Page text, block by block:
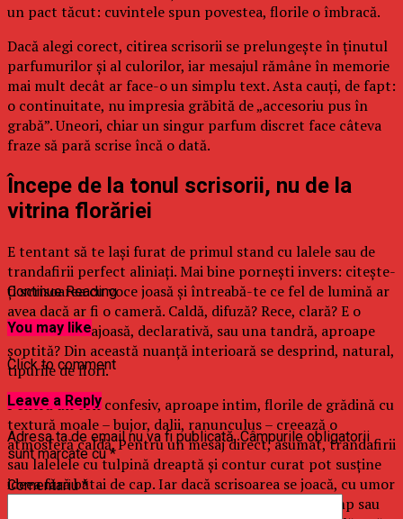
un pact tăcut: cuvintele spun povestea, florile o îmbracă.
Dacă alegi corect, citirea scrisorii se prelungește în ținutul
parfumurilor și al culorilor, iar mesajul rămâne în memorie
mai mult decât ar face-o un simplu text. Asta cauți, de fapt:
o continuitate, nu impresia grăbită de „accesoriu pus în
grabă”. Uneori, chiar un singur parfum discret face câteva
fraze să pară scrise încă o dată.
Începe de la tonul scrisorii, nu de la
vitrina florăriei
E tentant să te lași furat de primul stand cu lalele sau de
trandafirii perfect aliniați. Mai bine pornești invers: citește-
ți scrisoarea cu voce joasă și întreabă-te ce fel de lumină ar
avea dacă ar fi o cameră. Caldă, difuză? Rece, clară? E o
scrisoare curajoasă, declarativă, sau una tandră, aproape
șoptită? Din această nuanță interioară se desprind, natural,
tipurile de flori.
Pentru un ton confesiv, aproape intim, florile de grădină cu
textură moale – bujor, dalii, ranunculus – creează o
atmosferă caldă. Pentru un mesaj direct, asumat, trandafirii
sau lalelele cu tulpină dreaptă și contur curat pot susține
ideea fără bătai de cap. Iar dacă scrisoarea se joacă, cu umor
și ironie tandră, liliacul, freziile, margaretele de câmp sau
Continue Reading
You may like
Click to comment
Leave a Reply
Adresa ta de email nu va fi publicată. Câmpurile obligatorii
sunt marcate cu*
Comentariu*